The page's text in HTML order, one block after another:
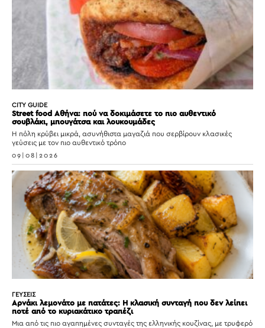
CITY GUIDE
Street food Αθήνα: πού να δοκιμάσετε το πιο αυθεντικό
σουβλάκι, μπουγάτσα και λουκουμάδες
Η πόλη κρύβει μικρά, ασυνήθιστα μαγαζιά που σερβίρουν κλασικές
γεύσεις με τον πιο αυθεντικό τρόπο
09|08|2026
ΓΕΥΣΕΙΣ
Αρνάκι λεμονάτο με πατάτες: Η κλασική συνταγή που δεν λείπει
ποτέ από το κυριακάτικο τραπέζι
Μια από τις πιο αγαπημένες συνταγές της ελληνικής κουζίνας, με τρυφερό